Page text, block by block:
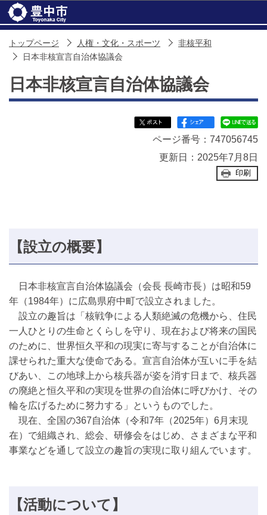
トップページ 人権・文化・スポーツ
非核平和
日本非核宣言自治体協議会
日本非核宣言自治体協議会
ページ番号：747056745
更新日：2025年7月8日
印刷
【設立の概要】
日本非核宣言自治体協議会（会長 長崎市長）は昭和59
年（1984年）に広島県府中町で設立されました。
設立の趣旨は「核戦争による人類絶滅の危機から、住民
一人ひとりの生命とくらしを守り、現在および将来の国民
のために、世界恒久平和の現実に寄与することが自治体に
課せられた重大な使命である。宣言自治体が互いに手を結
びあい、この地球上から核兵器が姿を消す日まで、核兵器
の廃絶と恒久平和の実現を世界の自治体に呼びかけ、その
輪を広げるために努力する」というものでした。
現在、全国の367自治体（令和7年（2025年）6月末現
在）で組織され、総会、研修会をはじめ、さまざまな平和
事業などを通して設立の趣旨の実現に取り組んでいます。
【活動について】